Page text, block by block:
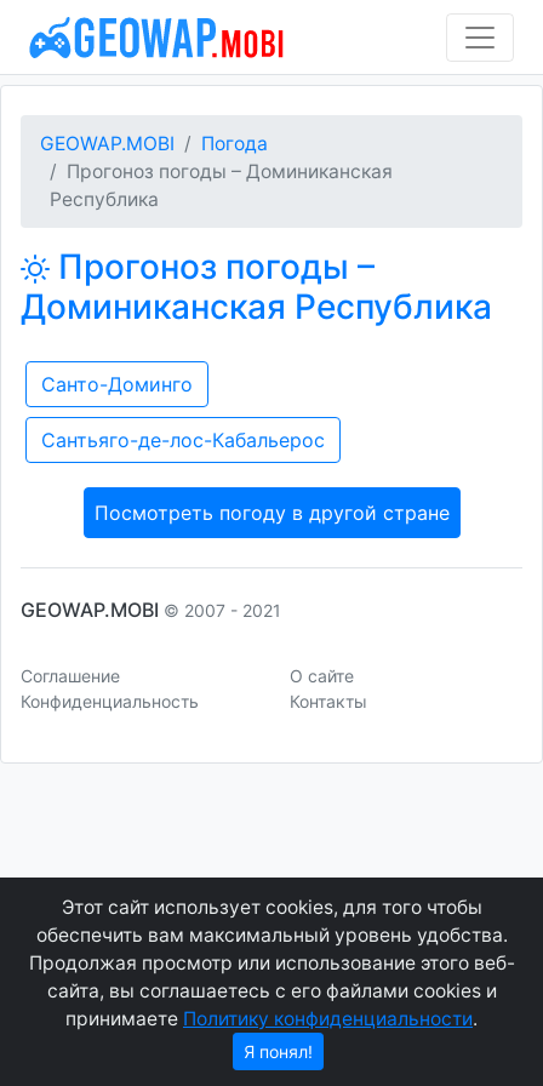
GEOWAP.MOBI
Погода
Прогоноз погоды – Доминиканская
Республика
Прогоноз погоды –
Доминиканская Республика
Санто-Доминго
Сантьяго-де-лос-Кабальерос
Посмотреть погоду в другой стране
GEOWAP.MOBI © 2007 - 2021
Соглашение
Конфиденциальность
О сайте
Контакты
Этот сайт использует cookies, для того чтобы
обеспечить вам максимальный уровень удобства.
Продолжая просмотр или использование этого веб-
сайта, вы соглашаетесь с его файлами cookies и
принимаете Политику конфиденциальности.
Я понял!